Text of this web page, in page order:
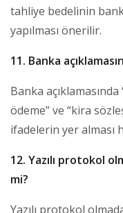
tahliye bedelinin
yapılması önerilir.
11. Banka
Banka
ödeme” ve “kira
ifadelerin yer alması
12. Yazılı protokol
mi?
Yazılı protokol